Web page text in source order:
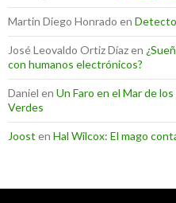
Martin Diego Honrado en
José Leovaldo Ortiz Díazen
con humanos electrónicos?
Daniel en Un Faro en el Mar de
Verdes
Joost en Hal Wilcox: El mago